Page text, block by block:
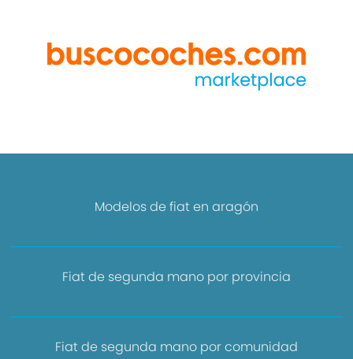
Modelos de fiat en aragón
Fiat de segunda mano por provincia
Fiat de segunda mano por comunidad